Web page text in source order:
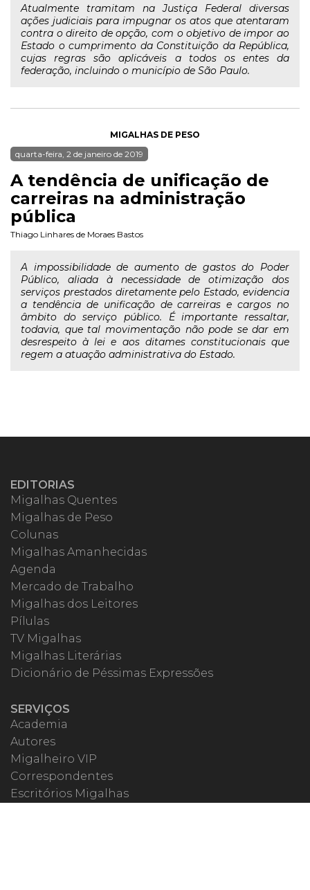
Atualmente tramitam na Justiça Federal diversas
ações judiciais para impugnar os atos que atentaram
contra o direito de opção, com o objetivo de impor ao
Estado o cumprimento da Constituição da República,
cujas regras são aplicáveis a todos os entes da
federação, incluindo o município de São Paulo.
MIGALHAS DE PESO
quarta-feira, 2 de janeiro de 2019
A tendência de unificação de
carreiras na administração
pública
Thiago Linhares de Moraes Bastos
A impossibilidade de aumento de gastos do Poder
Público, aliada à necessidade de otimização dos
serviços prestados diretamente pelo Estado, evidencia
a tendência de unificação de carreiras e cargos no
âmbito do serviço público. É importante ressaltar,
todavia, que tal movimentação não pode se dar em
desrespeito à lei e aos ditames constitucionais que
regem a atuação administrativa do Estado.
EDITORIAS
Migalhas Quentes
Migalhas de Peso
Colunas
Migalhas Amanhecidas
Agenda
Mercado de Trabalho
Migalhas dos Leitores
Pílulas
TV Migalhas
Migalhas Literárias
Dicionário de Péssimas Expressões
SERVIÇOS
Academia
Autores
Migalheiro VIP
Correspondentes
Escritórios Migalhas